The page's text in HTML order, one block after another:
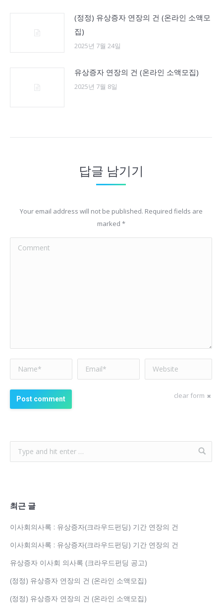
(정정) 유상증자 연장의 건 (온라인 소액모
집)
2025년 7월 24일
유상증자 연장의 건 (온라인 소액모집)
2025년 7월 8일
답글 남기기
Your email address will not be published. Required fields are
marked *
Comment
Name * Email * Website
clear form
Post comment
최근 글
이사회의사록 : 유상증자(크라우드펀딩) 기간 연장의 건
이사회의사록 : 유상증자(크라우드펀딩) 기간 연장의 건
유상증자 이사회 의사록 (크라우드펀딩 공고)
(정정) 유상증자 연장의 건 (온라인 소액모집)
(정정) 유상증자 연장의 건 (온라인 소액모집)